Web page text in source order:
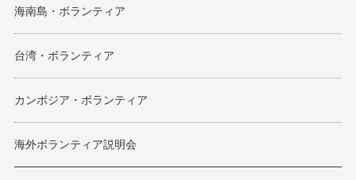
海南島・ボランティア
台湾・ボランティア
カンボジア・ボランティア
海外ボランティア説明会